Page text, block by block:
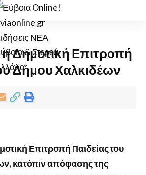
Δημοτική Επιτροπή
Δήμου Χαλκιδέων
Επιτροπή Παιδείας του
κατόπιν απόφασης της